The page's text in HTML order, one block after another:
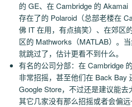
的 GE、在 Cambridge 的 Akamai
存在了的 Polaroid（总部老楼在
佛 IT 在用，有点搞笑）、在郊区
区的 Mathworks（MATLAB）。
就跳过了，估计更看不到什么。
有名的公司分部：在 Cambridge
非常招摇，甚至他们在 Back Bay
Google Store，不过还是建议能去
其它几家没有那么招摇或者会偏